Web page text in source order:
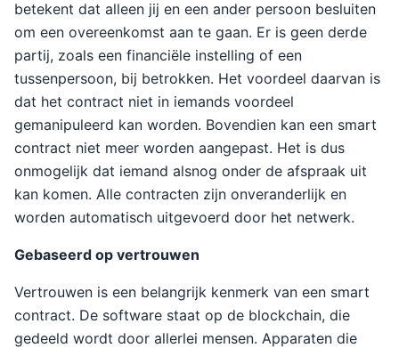
betekent dat alleen jij en een ander persoon besluiten
om een overeenkomst aan te gaan. Er is geen derde
partij, zoals een financiële instelling of een
tussenpersoon, bij betrokken. Het voordeel daarvan is
dat het contract niet in iemands voordeel
gemanipuleerd kan worden. Bovendien kan een smart
contract niet meer worden aangepast. Het is dus
onmogelijk dat iemand alsnog onder de afspraak uit
kan komen. Alle contracten zijn onveranderlijk en
worden automatisch uitgevoerd door het netwerk.
Gebaseerd op vertrouwen
Vertrouwen is een belangrijk kenmerk van een smart
contract. De software staat op de blockchain, die
gedeeld wordt door allerlei mensen. Apparaten die